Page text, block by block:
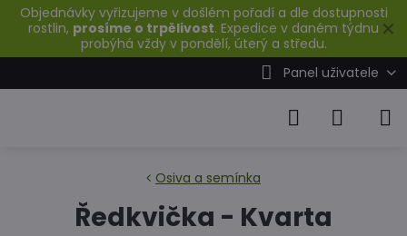
✕
Objednávky vyřizujeme v došlém pořadí a dle dostupnosti
rostlin, prosíme o trpělivost. Expedice v daném týdnu
probýhá vždy v pondělí, úterý a středu.
Panel uživatele
Osiva a semínka
Ředkvička - Kvarta